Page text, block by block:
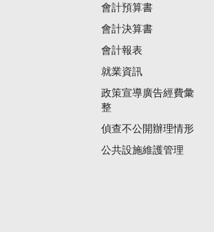
會計預算書
會計決算書
會計報表
就業資訊
政策宣導廣告經費彙
整
偵查不公開辦理情形
公共設施維護管理